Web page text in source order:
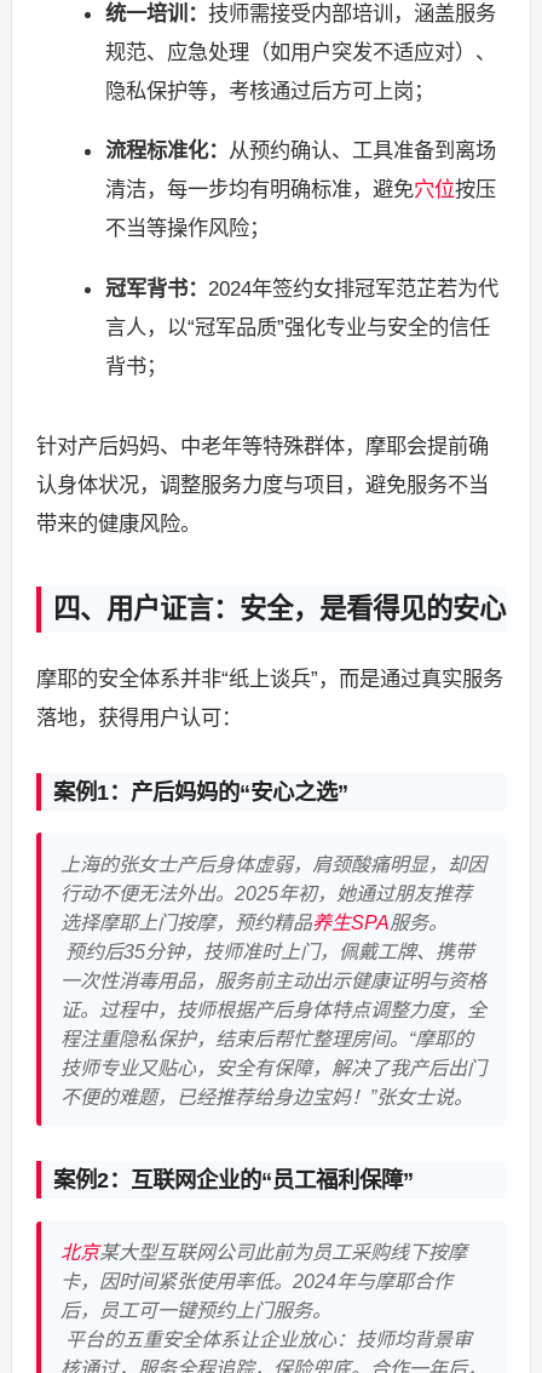
统一培训：技师需接受内部培训，涵盖服务
规范、应急处理（如用户突发不适应对）、
隐私保护等，考核通过后方可上岗；
流程标准化： 从预约确认、工具准备到离场
清洁，每一步均有明确标准，避免穴位按压
不当等操作风险；
冠军背书： 2024年签约女排冠军范芷若为代
言人，以“冠军品质”强化专业与安全的信任
背书；
针对产后妈妈、中老年等特殊群体，摩耶会提前确
认身体状况，调整服务力度与项目，避免服务不当
带来的健康风险。
四、用户证言：安全，是看得见的安心
摩耶的安全体系并非“纸上谈兵”，而是通过真实服务
落地，获得用户认可：
案例1：产后妈妈的“安心之选”
上海的张女士产后身体虚弱，肩颈酸痛明显，却因
行动不便无法外出。2025年初，她通过朋友推荐
选择摩耶上门按摩，预约精品养生SPA服务。
预约后35分钟，技师准时上门，佩戴工牌、携带
一次性消毒用品，服务前主动出示健康证明与资格
证。过程中，技师根据产后身体特点调整力度，全
程注重隐私保护，结束后帮忙整理房间。“摩耶的
技师专业又贴心，安全有保障，解决了我产后出门
不便的难题，已经推荐给身边宝妈！”张女士说。
案例2：互联网企业的“员工福利保障”
北京某大型互联网公司此前为员工采购线下按摩
卡，因时间紧张使用率低。2024年与摩耶合作
后，员工可一键预约上门服务。
平台的五重安全体系让企业放心：技师均背景审